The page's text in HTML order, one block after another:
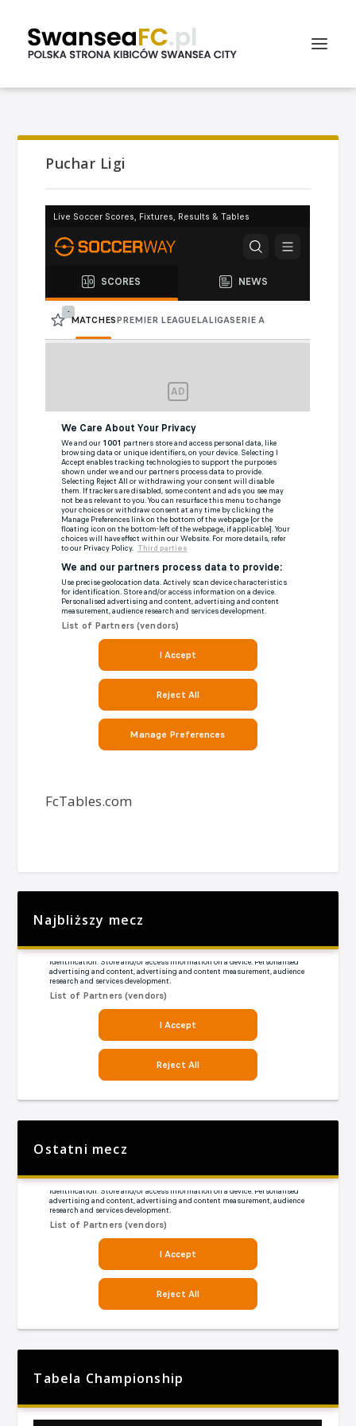
Puchar Ligi
FcTables.com
Najbliższy mecz
Ostatni mecz
Tabela Championship